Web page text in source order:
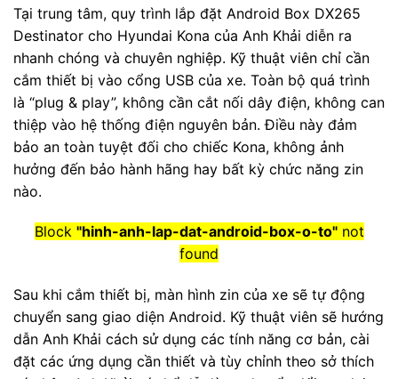
Tại trung tâm, quy trình lắp đặt Android Box DX265
Destinator cho Hyundai Kona của Anh Khải diễn ra
nhanh chóng và chuyên nghiệp. Kỹ thuật viên chỉ cần
cắm thiết bị vào cổng USB của xe. Toàn bộ quá trình
là “plug & play”, không cần cắt nối dây điện, không can
thiệp vào hệ thống điện nguyên bản. Điều này đảm
bảo an toàn tuyệt đối cho chiếc Kona, không ảnh
hưởng đến bảo hành hãng hay bất kỳ chức năng zin
nào.
Block "hinh-anh-lap-dat-android-box-o-to"not
found
Sau khi cắm thiết bị, màn hình zin của xe sẽ tự động
chuyển sang giao diện Android. Kỹ thuật viên sẽ hướng
dẫn Anh Khải cách sử dụng các tính năng cơ bản, cài
đặt các ứng dụng cần thiết và tùy chỉnh theo sở thích